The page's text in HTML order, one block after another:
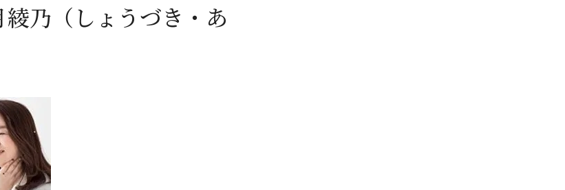
綾乃（しょうづき・あ